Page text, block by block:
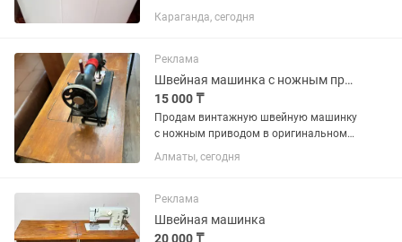
Караганда, сегодня
Реклама
Швейная машинка с ножным приводом (ретро) в столе
15 000 ₸
Продам винтажную швейную машинку
с ножным приводом в оригинальном
деревянном столе. Подойдет: для
шитья (при необходимости
Алматы, сегодня
Реклама
Швейная машинка
20 000 ₸